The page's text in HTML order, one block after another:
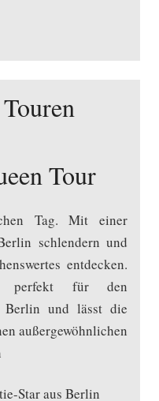
Tour
Tag. Mit einer
schlendern und
entdecken.
perfekt für den
Berlin und lässt die
außergewöhnlichen
Star aus Berlin